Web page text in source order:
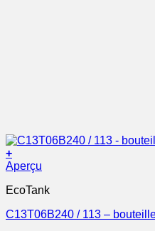
+
Aperçu
EcoTank
C13T06B240 / 113 –